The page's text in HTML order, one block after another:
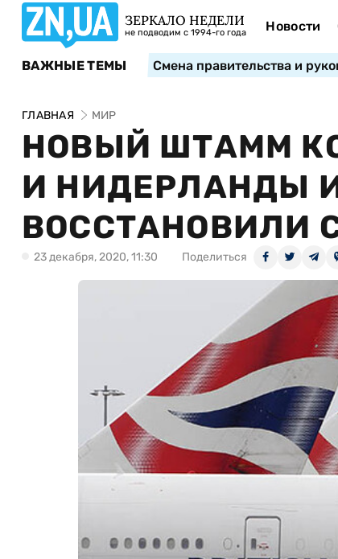
ЗЕРКАЛО НЕДЕЛИ
не подводим с 1994-го года Новости
ВАЖНЫЕ ТЕМЫ Смена правительства и
ГЛАВНАЯ МИР
НОВЫЙ ШТАММ
И НИДЕРЛАНДЫ
ВОССТАНОВИЛИ
23 декабря, 2020, 11:30 Поделиться